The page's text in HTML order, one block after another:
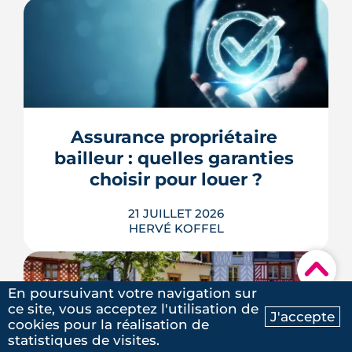
Ma recherche Contactez-nous
▾
Le Parlement a adopté le 21 juillet 2026
la création d'une foncière chargée de
gérer une partie des bâtiments publics,
mais le Conseil constitutionnel doit
bureaux et logements de fonction
pourraient à terme changer de mains,
sans que la liste ni le calendrier s...
LIRE L'ARTICLE
Assurance propriétaire
bailleur : quelles garanties
choisir pour louer ?
21 JUILLET 2026
HERVÉ KOFFEL
Louer, c'est aussi assurer. Entre
l'obligation légale, les garanties utiles
En poursuivant votre navigation sur
ce site, vous acceptez l'utilisation de
cookies pour la réalisation de
statistiques de visites.
J'accepte